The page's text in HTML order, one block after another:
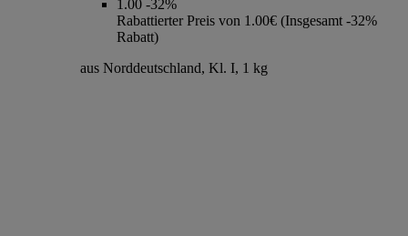
1.00 -32%
Rabattierter Preis von 1.00€ (Insgesamt -32%
Rabatt)
aus Norddeutschland, Kl. I, 1 kg